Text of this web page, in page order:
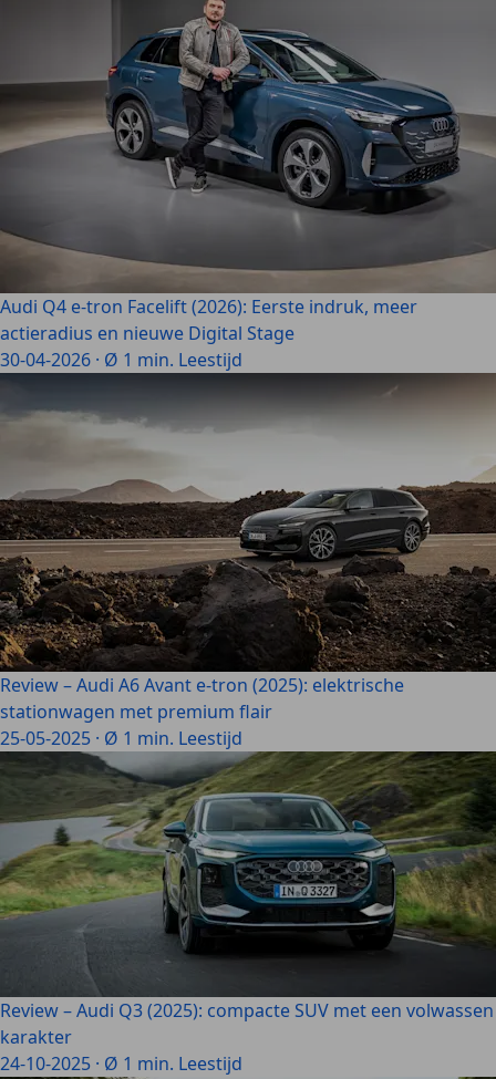
Audi Q4 e-tron Facelift (2026): Eerste indruk, meer
actieradius en nieuwe Digital Stage
30-04-2026 · Ø 1 min. Leestijd
Review – Audi A6 Avant e-tron (2025): elektrische
stationwagen met premium flair
25-05-2025 · Ø 1 min. Leestijd
Review – Audi Q3 (2025): compacte SUV met een volwassen
karakter
24-10-2025 · Ø 1 min. Leestijd